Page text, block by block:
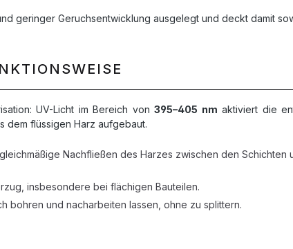
geringer Geruchsentwicklung ausgelegt und deckt damit
UV-Licht im Bereich von 395–405 nm aktiviert die
dem flüssigen Harz aufgebaut.
Nachfließen des Harzes zwischen den
insbesondere bei flächigen Bauteilen.
bohren und nacharbeiten lassen, ohne zu splittern.